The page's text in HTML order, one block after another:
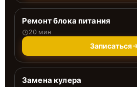
Ремонт блока питания
20 мин
Записаться
Замена кулера